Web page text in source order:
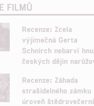
FILMŮ
Recenze: Zcela
výjimečná Gerta
Schnirch nebarví
českých dějin
Recenze: Záhada
strašidelného zámku
úroveň